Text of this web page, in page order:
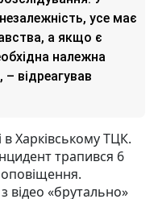
усе має
а якщо є
належна
– відреагував
Харківському ТЦК.
трапився 6
відео «брутально»